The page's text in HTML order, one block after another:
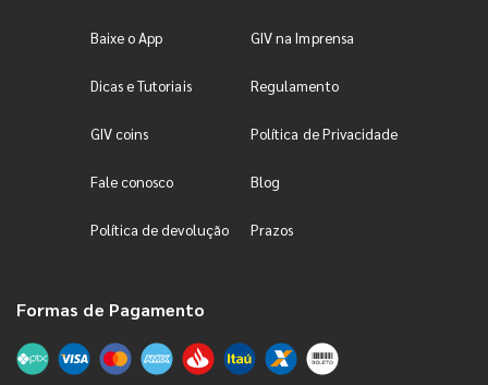
Baixe o App GIV na Imprensa
Dicas e Tutoriais Regulamento
GIV coins Política de Privacidade
Fale conosco Blog
Política de devolução Prazos
Formas de Pagamento